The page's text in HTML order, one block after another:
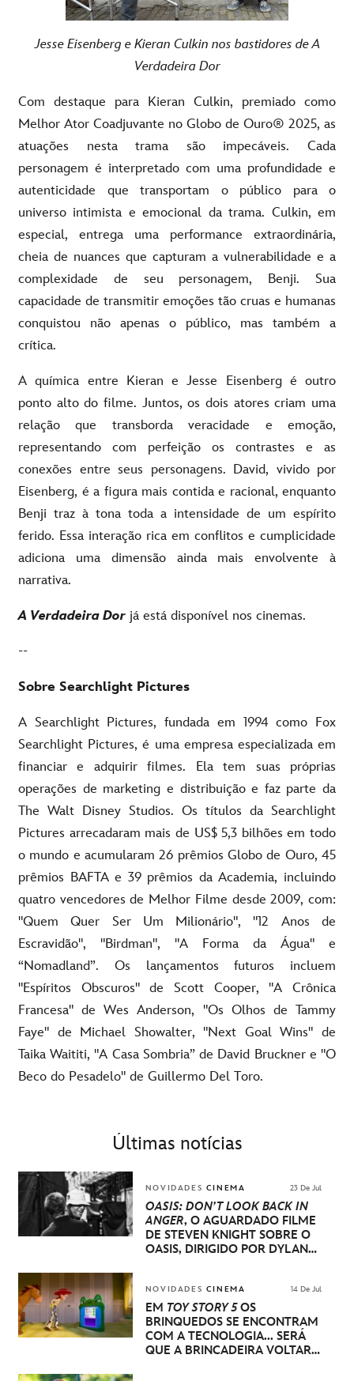
Jesse Eisenberg e Kieran Culkin nos bastidores de A
Verdadeira Dor
Com destaque para Kieran Culkin, premiado como
Melhor Ator Coadjuvante no Globo de Ouro® 2025, as
atuações nesta trama são impecáveis. Cada
personagem é interpretado com uma profundidade e
autenticidade que transportam o público para o
universo intimista e emocional da trama. Culkin, em
especial, entrega uma performance extraordinária,
cheia de nuances que capturam a vulnerabilidade e a
complexidade de seu personagem, Benji. Sua
capacidade de transmitir emoções tão cruas e humanas
conquistou não apenas o público, mas também a
crítica.
A química entre Kieran e Jesse Eisenberg é outro
ponto alto do filme. Juntos, os dois atores criam uma
relação que transborda veracidade e emoção,
representando com perfeição os contrastes e as
conexões entre seus personagens. David, vivido por
Eisenberg, é a figura mais contida e racional, enquanto
Benji traz à tona toda a intensidade de um espírito
ferido. Essa interação rica em conflitos e cumplicidade
adiciona uma dimensão ainda mais envolvente à
narrativa.
A Verdadeira Dor já está disponível nos cinemas.
--
Sobre Searchlight Pictures
A Searchlight Pictures, fundada em 1994 como Fox
Searchlight Pictures, é uma empresa especializada em
financiar e adquirir filmes. Ela tem suas próprias
operações de marketing e distribuição e faz parte da
The Walt Disney Studios. Os títulos da Searchlight
Pictures arrecadaram mais de US$ 5,3 bilhões em todo
o mundo e acumularam 26 prêmios Globo de Ouro, 45
prêmios BAFTA e 39 prêmios da Academia, incluindo
quatro vencedores de Melhor Filme desde 2009, com:
"Quem Quer Ser Um Milionário", "12 Anos de
Escravidão", "Birdman", "A Forma da Água" e
“Nomadland”. Os lançamentos futuros incluem
"Espíritos Obscuros" de Scott Cooper, "A Crônica
Francesa" de Wes Anderson, "Os Olhos de Tammy
Faye" de Michael Showalter, "Next Goal Wins" de
Taika Waititi, "A Casa Sombria” de David Bruckner e "O
Beco do Pesadelo" de Guillermo Del Toro.
Últimas notícias
NOVIDADES CINEMA 23 De Jul
OASIS: DON’T LOOK BACK IN
ANGER, O AGUARDADO FILME
DE STEVEN KNIGHT SOBRE O
OASIS, DIRIGIDO POR DYLAN
NO FESTIVAL INTERNACIONAL
DE CINEMA DE VENEZA
NOVIDADES CINEMA 14 De Jul
EM TOY STORY 5OS
BRINQUEDOS SE ENCONTRAM
COM A TECNOLOGIA... SERÁ
QUE A BRINCADEIRA VOLTARÁ